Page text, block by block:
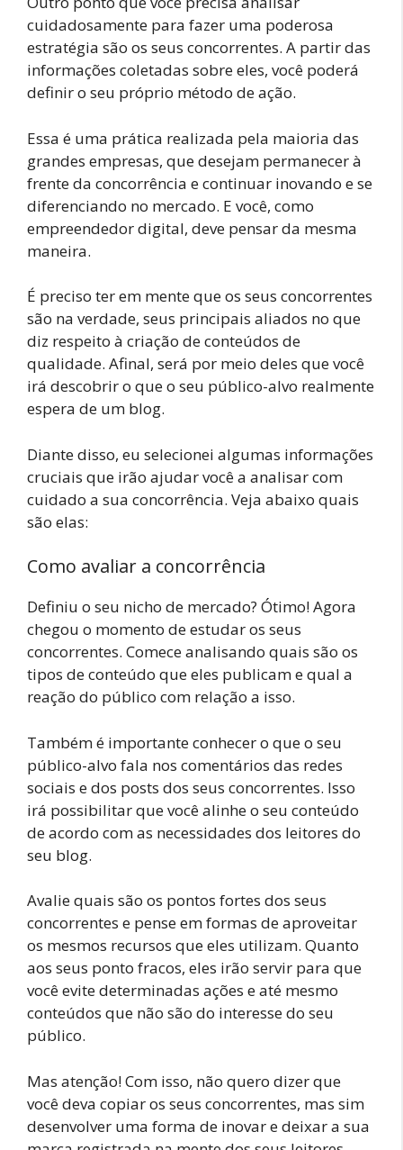
cuidadosamente para fazer uma poderosa
estratégia são os seus concorrentes. A partir das
informações coletadas sobre eles, você poderá
definir o seu próprio método de ação.
Essa é uma prática realizada pela maioria das
grandes empresas, que desejam permanecer à
frente da concorrência e continuar inovando e se
diferenciando no mercado. E você, como
empreendedor digital, deve pensar da mesma
maneira.
É preciso ter em mente que os seus concorrentes
são na verdade, seus principais aliados no que
diz respeito à criação de conteúdos de
qualidade. Afinal, será por meio deles que você
irá descobrir o que o seu público-alvo realmente
espera de um blog.
Diante disso, eu selecionei algumas informações
cruciais que irão ajudar você a analisar com
cuidado a sua concorrência. Veja abaixo quais
são elas:
Como avaliar a concorrência
Definiu o seu nicho de mercado? Ótimo! Agora
chegou o momento de estudar os seus
concorrentes. Comece analisando quais são os
tipos de conteúdo que eles publicam e qual a
reação do público com relação a isso.
Também é importante conhecer o que o seu
público-alvo fala nos comentários das redes
sociais e dos posts dos seus concorrentes. Isso
irá possibilitar que você alinhe o seu conteúdo
de acordo com as necessidades dos leitores do
seu blog.
Avalie quais são os pontos fortes dos seus
concorrentes e pense em formas de aproveitar
os mesmos recursos que eles utilizam. Quanto
aos seus ponto fracos, eles irão servir para que
você evite determinadas ações e até mesmo
conteúdos que não são do interesse do seu
público.
Mas atenção! Com isso, não quero dizer que
você deva copiar os seus concorrentes, mas sim
desenvolver uma forma de inovar e deixar a sua